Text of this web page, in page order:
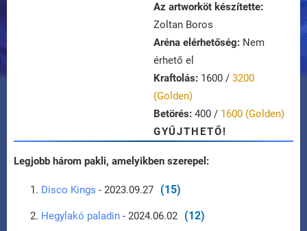
Az artworköt készítette:
Zoltan Boros
Aréna elérhetőség: Nem
érhető el
Kraftolás: 1600 / 3200
(Golden)
Betörés: 400 / 1600 (Golden)
GYŰJTHETŐ!
Legjobb három pakli, amelyikben szerepel:
Disco Kings - 2023.09.27 (15)
Hegylakó paladin - 2024.06.02 (12)